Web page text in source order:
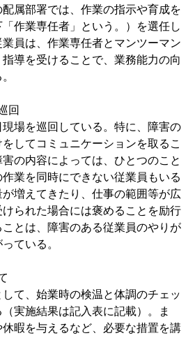
属部署では、作業の指示や育成を
作業専任者」という。）を選任し
員は、作業専任者とマンツーマン
導を受けることで、業務能力の向
回
場を巡回している。特に、障害の
してコミュニケーションを取るこ
の内容によっては、ひとつのこと
業を同時にできない従業員もいる
増えてきたり、仕事の範囲等が広
られた場合には褒めることを励行
とは、障害のある従業員のやりが
ている。
て、始業時の検温と体調のチェッ
実施結果は記入表に記載）。ま
暇を与えるなど、必要な措置を講